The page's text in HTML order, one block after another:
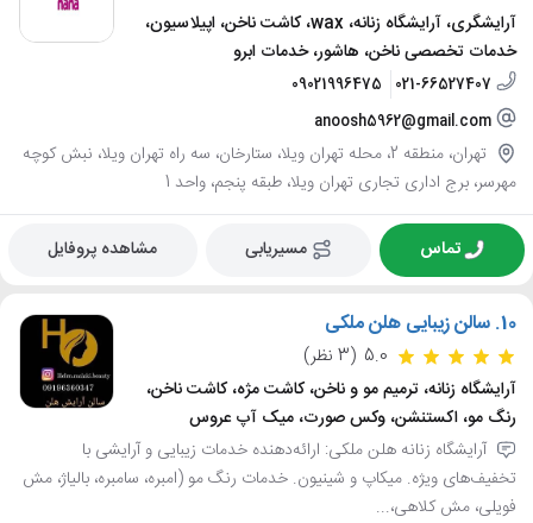
آرایشگری، آرایشگاه زنانه، wax، کاشت ناخن، اپیلاسیون،
خدمات تخصصی ناخن، هاشور، خدمات ابرو
021-66527407
09021996475
anoosh5962@gmail.com
تهران، منطقه 2، محله تهران ویلا، ستارخان، سه راه تهران ویلا، نبش کوچه
مهرسر، برج اداری تجاری تهران ویلا، طبقه پنجم، واحد 1
تماس مسیریابی مشاهده پروفایل
10. سالن زیبایی هلن ملکی
5.0 (3 نظر)
آرایشگاه زنانه، ترمیم مو و ناخن، کاشت مژه، کاشت ناخن،
رنگ مو، اکستنشن، وکس صورت، میک آپ عروس
آرایشگاه زنانه هلن ملکی: ارائه‌دهنده خدمات زیبایی و آرایشی با
تخفیف‌های ویژه. میکاپ و شینیون. خدمات رنگ مو (امبره، سامبره، بالیاژ، مش
فویلی، مش کلاهی،...